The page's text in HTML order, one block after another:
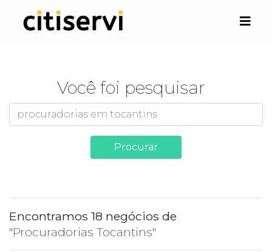
Você foi pesquisar
Procurar
Encontramos 18 negócios de
"Procuradorias Tocantins"